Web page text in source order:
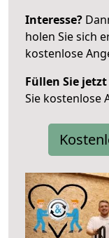
Interesse?
holen Sie sich
kostenlose
Füllen Sie
Sie kostenlose